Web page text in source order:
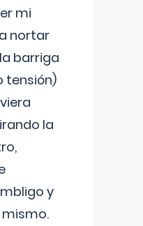
mi
nortar
barriga
tensión)
la
y